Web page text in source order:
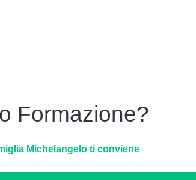
Formazione?
Michelangelo ti conviene